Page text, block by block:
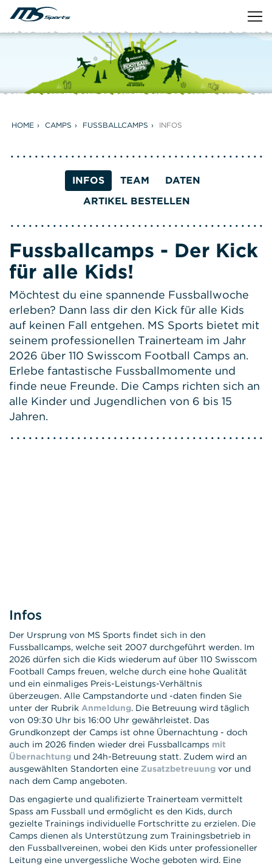
HOME CAMPS FUSSBALLCAMPS INFOS
INFOS TEAM
DATEN
ARTIKEL BESTELLEN
Fussballcamps - Der Kick
für alle Kids!
Möchtest du eine spannende Fussballwoche
erleben? Dann lass dir den Kick für alle Kids
auf keinen Fall entgehen. MS Sports bietet mit
seinem professionellen Trainerteam im Jahr
2026 über 110 Swisscom Football Camps an.
Erlebe fantastische Fussballmomente und
finde neue Freunde. Die Camps richten sich an
alle Kinder und Jugendlichen von 6 bis 15
Jahren.
Infos
Der Ursprung von MS Sports findet sich in den
Fussballcamps, welche seit 2007 durchgeführt werden. Im
2026 dürfen sich die Kids wiederum auf über 110 Swisscom
Football Camps freuen, welche durch eine hohe Qualität
und ein einmaliges Preis-Leistungs-Verhältnis
überzeugen. Alle Campstandorte und -daten finden Sie
unter der Rubrik Anmeldung. Die Betreuung wird täglich
von 09:30 Uhr bis 16:00 Uhr gewährleistet. Das
Grundkonzept der Camps ist ohne Übernachtung - doch
auch im 2026 finden wieder drei Fussballcamps mit
Übernachtung und 24h-Betreuung statt. Zudem wird an
ausgewählten Standorten eine Zusatzbetreuung vor und
nach dem Camp angeboten.
Das engagierte und qualifizierte Trainerteam vermittelt
Spass am Fussball und ermöglicht es den Kids, durch
gezielte Trainings individuelle Fortschritte zu erzielen. Die
Camps dienen als Unterstützung zum Trainingsbetrieb in
den Fussballvereinen, wobei den Kids unter professioneller
Leitung eine unvergessliche Woche geboten wird. Eine